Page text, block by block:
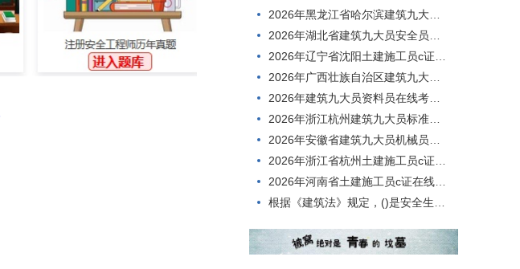
2026年黑龙江省哈尔滨建筑九大员劳务员在线考试考前做题
2026年湖北省建筑九大员安全员，你考过了吗？
2026年辽宁省沈阳土建施工员c证题目
2026年广西壮族自治区建筑九大员安全员考试题型
2026年建筑九大员资料员在线考核，内容有哪些？
2026年浙江杭州建筑九大员标准员，怎么考才能过？
2026年安徽省建筑九大员机械员测试题目
2026年浙江省杭州土建施工员c证在线考试，到底难不难考？
2026年河南省土建施工员c证在线考核，刷题用什么方法好？
根据《建筑法》规定，()是安全生产方针的核心和具体体现,是实现安全生产的根本途径。